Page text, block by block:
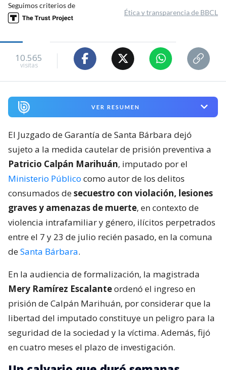
Seguimos criterios de
Ética y transparencia de BBCL
10.565
visitas
VER RESUMEN
El Juzgado de Garantía de Santa Bárbara dejó
sujeto a la medida cautelar de prisión preventiva a
Patricio Calpán Marihuán, imputado por el
Ministerio Público como autor de los delitos
consumados desecuestro con violación, lesiones
graves y amenazas de muerte, en contexto de
violencia intrafamiliar y género, ilícitos perpetrados
entre el 7 y 23 de julio recién pasado, en la comuna
deSanta Bárbara.
En la audiencia de formalización, la magistrada
Mery Ramírez Escalanteordenó el ingreso en
prisión de Calpán Marihuán, por considerar que la
libertad del imputado constituye un peligro para la
seguridad de la sociedad y la víctima. Además, fijó
en cuatro meses el plazo de investigación.